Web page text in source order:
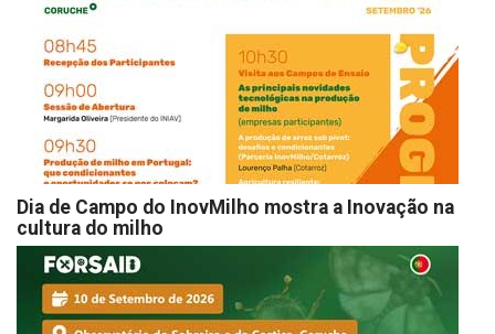
Dia de Campo do InovMilho mostra a Inovação na
cultura do milho